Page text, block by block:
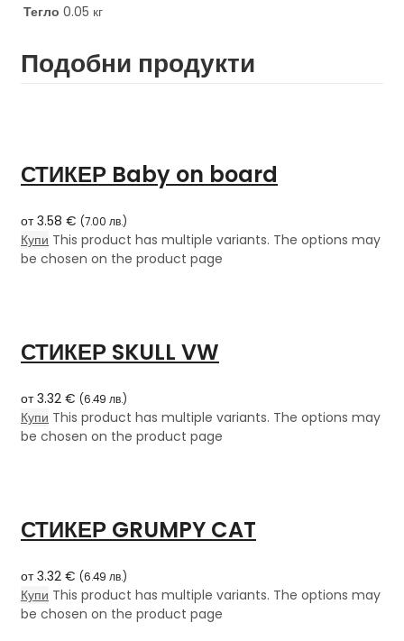
Тегло 0.05 кг
Подобни продукти
СТИКЕР Baby on board
от3.58 € (7.00 лв.)
Купи This product has multiple variants. The options may
be chosen on the product page
СТИКЕР SKULL VW
от3.32 € (6.49 лв.)
Купи This product has multiple variants. The options may
be chosen on the product page
СТИКЕР GRUMPY CAT
от3.32 € (6.49 лв.)
Купи This product has multiple variants. The options may
be chosen on the product page